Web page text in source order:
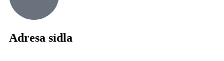
Adresa sídla